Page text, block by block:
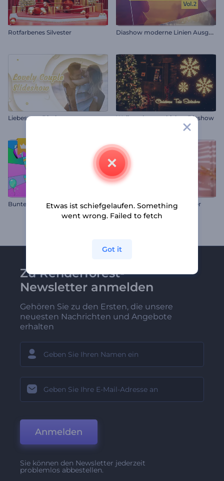
Rotfarbenes Silvester D
iashow moderne Linien Ausgabe 2
Liebespaar Diashow Weihnachtsgeschichte-Diashow
B
untes Geburtstags-Animationspaket Valentinstagskarten-Opener
Zu Renderforest-
Newsletter anmelden
Gehören Sie zu den Ersten, die unsere
neuesten Nachrichten und Angebote
erhalten
Anmelden
Sie können den Newsletter jederzeit
problemlos abbestellen.
Etwas ist schiefgelaufen. Something
went wrong. Failed to fetch
Got it